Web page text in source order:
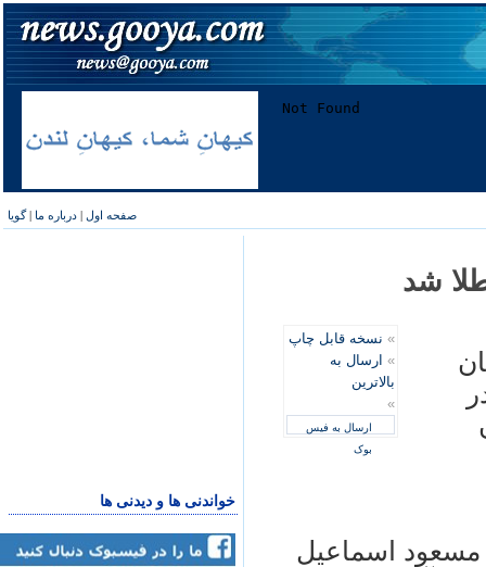
صفحه اول | درباره ما |گویا
خواندنی ها و دیدنی ها
شد
» نسخه قابل چاپ
» ارسال به
بالاترین
»
ارسال به فیس
بوک
اسماعیل